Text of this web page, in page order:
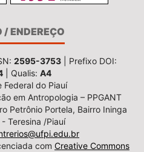
/ ENDEREÇO
2595-3753 | Prefixo DOI:
| Qualis: A4
Federal do Piauí
em Antropologia – PPGANT
Petrônio Portela, Bairro Ininga
Teresina /Piauí
com Creative Commons